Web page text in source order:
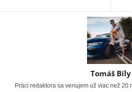
Tomáš Bíly
Práci redaktora sa venujem už viac než 20